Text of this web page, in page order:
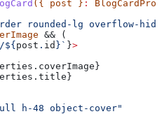
({ post } :
rounded-lg overflow-
&& (
${ post . id } ` }>
coverImage }
title }
h-48 object-cover"